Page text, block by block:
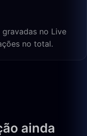
no Live
no total.
ainda